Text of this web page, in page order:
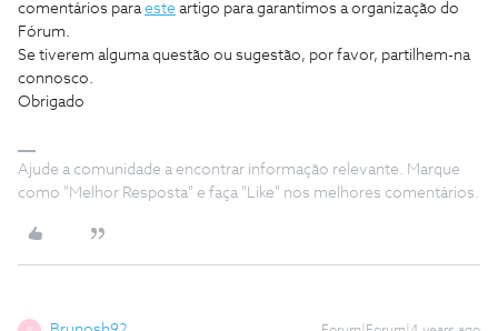
comentários paraeste artigo para garantimos a organização do
Fórum.
Se tiverem alguma questão ou sugestão, por favor, partilhem-na
connosco.
Obrigado
Ajude a comunidade a encontrar informação relevante. Marque
como "Melhor Resposta" e faça "Like" nos melhores comentários.